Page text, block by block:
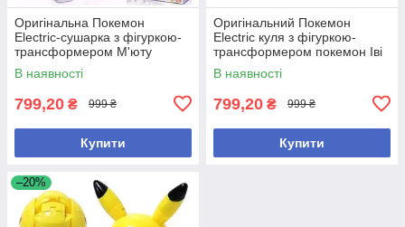
Оригінальна Покемон
Electric-сушарка з фігуркою-
трансформером М'юту
В наявності
799,20 ₴ 999 ₴
Купити
Оригінальний Покемон
Electric куля з фігуркою-
трансформером покемон Іві
пошкоджена коробка
В наявності
799,20 ₴ 999 ₴
Купити
–20%